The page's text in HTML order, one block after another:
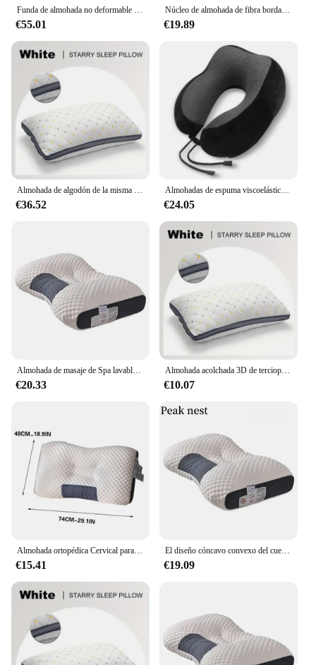
Funda de almohada no deformable y almohada central, un conjunto de protección de columna cervical de una sola familia para ayudar a dormir
€55.01
Núcleo de almohada de fibra bordada Full Sky Star para protección del cuello, rebote rápido, no es fácil de deformar, no se pliega
€19.89
Almohada de algodón de la misma pluma del Hotel, almohada de cuello tridimensional para dormir, dormitorio, Hotel aplicable, 1 unidad
€36.52
Almohadas de espuma viscoelástica en forma de U para el cuello, almohada de viaje suave, almohada de masaje para el cuello, almohada para dormir en avión, ropa de cama Cervical para el cuidado de la salud
€24.05
€20.33
Almohada acolchada 3D de terciopelo con plumas de cielo estrellado para estudiantes y adultos, protección para el cuello, rebote rápido y deformación fácil, nueva
€10.07
€15.41
El diseño cóncavo convexo del cuerpo humano ayuda a masajear el cuello, y la almohada de masaje de fibra ayuda a dormir
€19.09